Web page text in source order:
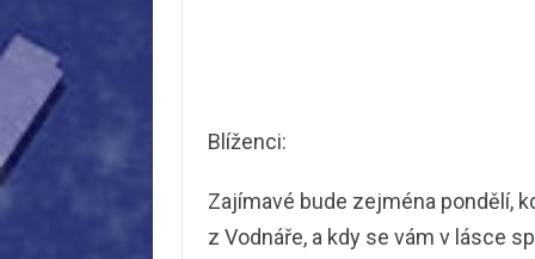
Blíženci:
Zajímavé bude zejména pondělí,
z Vodnáře, a kdy se vám v lásce